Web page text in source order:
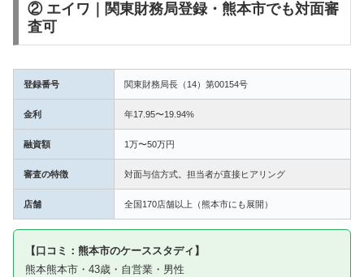
② エイワ｜関東財務局登録・熊本市でも対面審
査可
登録番号 関東財務局長（14）第00154号
金利 年17.95〜19.94%
融資額 1万〜50万円
審査の特徴 対面与信方式。担当者が直接ヒアリング
店舗 全国170店舗以上（熊本市にも展開）
【口コミ：熊本市のケーススタディ】
熊本熊本市・43歳・自営業・男性